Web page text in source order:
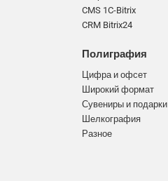
CMS 1C-Bitrix
CRM Bitrix24
Полиграфия
Цифра и офсет
Широкий формат
Сувениры и подарки
Шелкография
Разное